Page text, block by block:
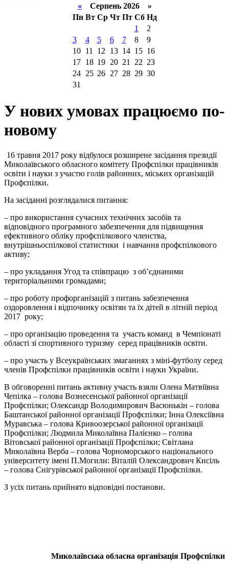
«Серпень 2026 »
Пн Вт Ср Чт Пт Сб Нд
1
2
3
4 5 6 7 8
9
10
11 12 13 14 15 16
17
18 19 20 21 22 23
24
25 26 27 28 29 30
31
У нових умовах працюємо по-
новому
16 травня 2017 року відбулося розширене засідання президії
Миколаївського обласного комітету Профспілки працівників
освіти і науки з участю голів районних, міських організацій
Профспілки.
На засіданні розглядалися питання:
– про використання сучасних технічних засобів та
відповідного програмного забезпечення для підвищення
ефективного обліку профспілкового членства,
внутрішньоспілкової статистики і навчання профспілкового
активу;
– про укладання Угод та співпрацю з об’єднаними
територіальними громадами;
– про роботу профорганізацій з питань забезпечення
оздоровлення і відпочинку освітян та їх дітей в літній період
2017 року;
– про організацію проведення та участь команд в Чемпіонаті
області зі спортивного туризму серед працівників освіти.
– про участь у Всеукраїнських змаганнях з міні-футболу серед
членів Профспілки працівників освіти і науки України.
В обговоренні питань активну участь взяли Олена Матвіївна
Чепілка – голова Вознесенської районної організації
Профспілки; Олександр Володимирович Васюнькін – голова
Баштанської районної організації Профспілки; Інна Олексіївна
Муравська – голова Кривоозерської районної організації
Профспілки; Людмила Миколаївна Палієнко – голова
Вітовської районної організації Профспілки; Світлана
Миколаївна Верба – голова Чорноморського національного
університету імені П.Могили: Віталій Олександрович Кисіль
– голова Снігурівської районної організації Профспілки.
З усіх питань прийнято відповідні постанови.
Миколаївська обласна організація Профспілки